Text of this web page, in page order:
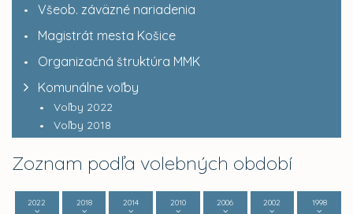
Všeob. záväzné nariadenia
Magistrát mesta Košice
Organizačná štruktúra MMK
Komunálne voľby
Voľby 2022
Voľby 2018
Zoznam podľa volebných období
2022
2018
2014
2010
2006
2002
1998